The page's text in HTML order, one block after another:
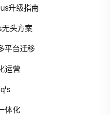
升级指南
头方案
平台迁移
运营
体化